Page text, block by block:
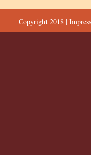
Copyright 2018 |